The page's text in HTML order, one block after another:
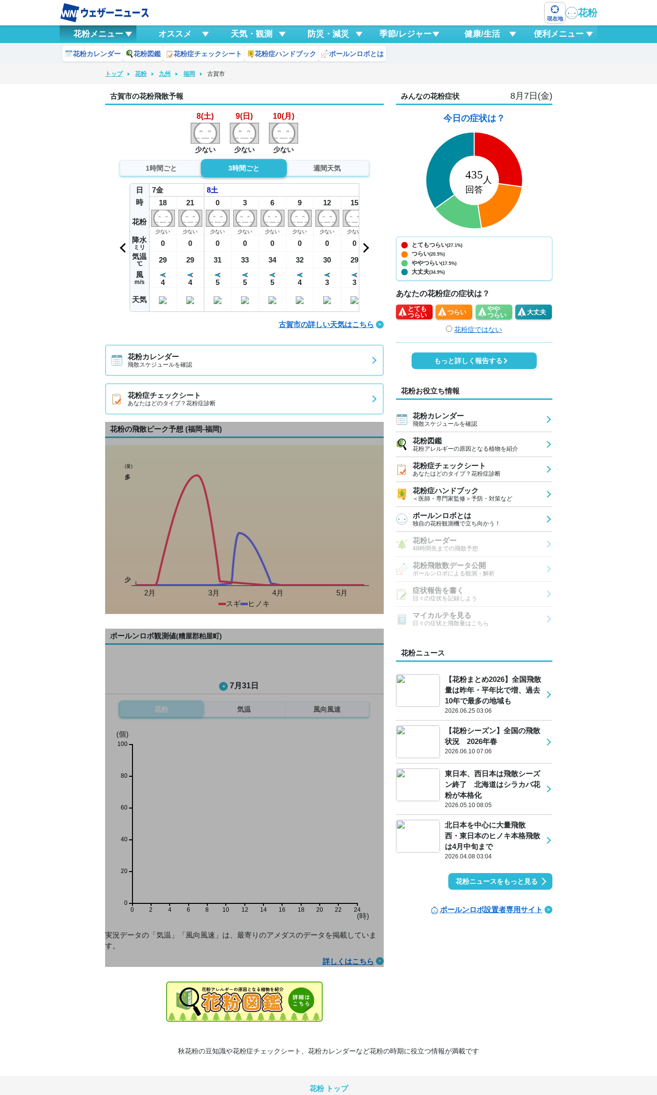
現在地
花粉
花粉メニュー オススメ 天気・観測 防災・減災 季節/レジャー 健康/生活 便利メニュー
花粉カレンダー 花粉図鑑 花粉症チェックシート 花粉症ハンドブック ポールンロボとは
トップ 花粉 九州 福岡 古賀市
古賀市の花粉飛散予報
8(土)
少ない
9(日)
少ない
10(月)
少ない
1時間ごと 3時間ごと 週間天気
日
時
花粉
降水
ミリ
気温
℃
風
m/s
天気
7金
18
少ない
0
29
4
21
少ない
0
29
4
8土
0
少ない
0
31
5
3
少ない
0
33
5
6
少ない
0
34
5
9
少ない
0
32
4
12
少ない
0
30
3
15
少ない
0
29
3
0
27
3
9
0
29
4
3
0
4
6
4
9
4 3
古賀市の詳しい天気はこちら
花粉カレンダー
飛散スケジュールを確認
花粉症チェックシート
あなたはどのタイプ？花粉症診断
花粉の飛散ピーク予想 (福岡-福岡)
(量)
多
少
2月 3月 4月
5月
スギ
ヒノキ
ポールンロボ観測値(糟屋郡粕屋町)
7月31日
花粉 気温 風向風速
0 2 4 6 8 10 12 14 16 18 20 22 24
(個)
(時)
0
20
40
60
80
100
実況データの「気温」「風向風速」は、最寄りのアメダスのデータを掲載していま
す。
詳しくはこちら
みんなの花粉症状 8月7日(金)
今日の症状は？
とてもつらい(27.1%)
つらい(20.5%)
ややつらい(17.5%)
大丈夫(34.9%)
あなたの花粉症の症状は？
とても
つらい
つらい
やや
つらい
大丈夫
花粉症ではない
もっと詳しく報告する
花粉お役立ち情報
花粉カレンダー
飛散スケジュールを確認
花粉図鑑
花粉アレルギーの原因となる植物を紹介
花粉症チェックシート
あなたはどのタイプ？花粉症診断
花粉症ハンドブック
＜医師・専門家監修＞予防・対策など
ポールンロボとは
独自の花粉観測機で立ち向かう！
花粉レーダー
48時間先までの飛散予想
花粉飛散数データ公開
ポールンロボによる観測・解析
症状報告を書く
日々の症状を記録しよう
マイカルテを見る
日々の症状と飛散量はこちら
花粉ニュース
【花粉まとめ2026】全国飛散
量は昨年・平年比で増、過去
10年で最多の地域も
2026.06.25 03:06
【花粉シーズン】全国の飛散
状況 2026年春
2026.06.10 07:06
東日本、西日本は飛散シーズ
ン終了 北海道はシラカバ花
粉が本格化
2026.05.10 08:05
北日本を中心に大量飛散
西・東日本のヒノキ本格飛散
は4月中旬まで
2026.04.08 03:04
花粉ニュースをもっと見る
ポールンロボ設置者専用サイト
秋花粉の豆知識や花粉症チェックシート、花粉カレンダーなど花粉の時期に役立つ情報が満載です
花粉 トップ